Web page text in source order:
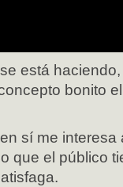
está
bonito
sí me interesa
que el público